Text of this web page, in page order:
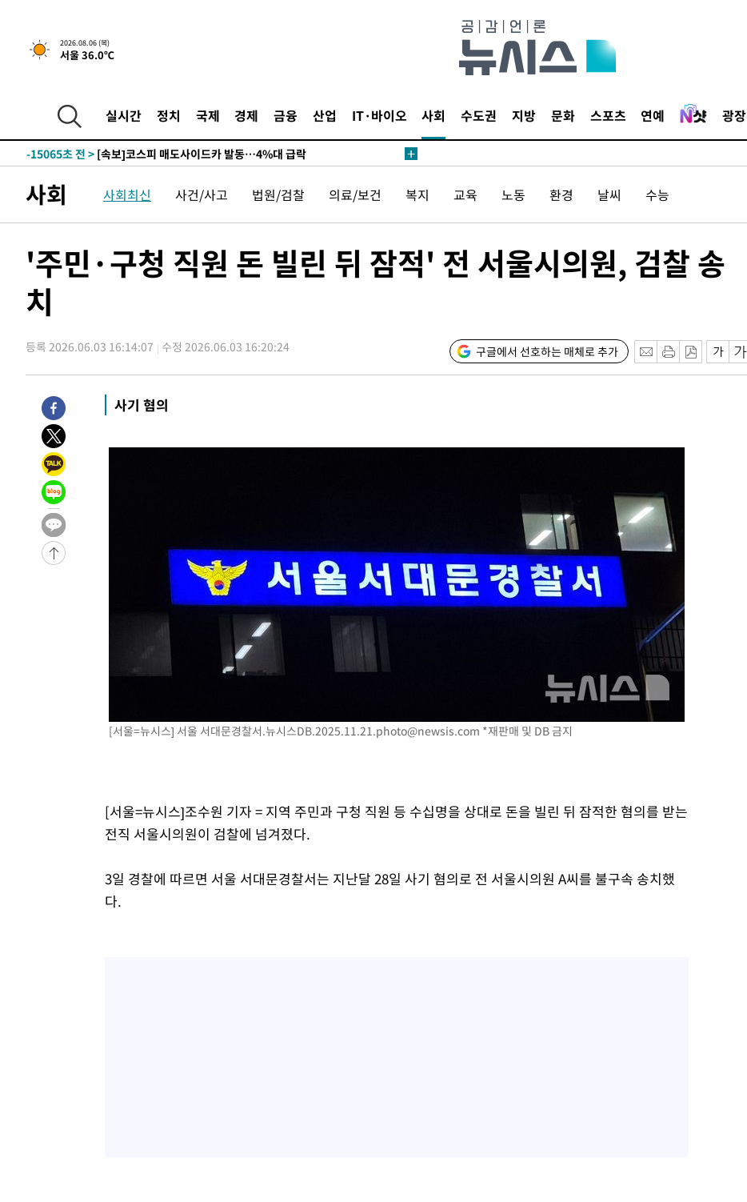
2026.08.06 (목)
서울 36.0℃
실시간 정치 국제 경제 금융 산업 IT·바이오 사회 수도권 지방 문화 스포츠 연예 광장
-20690초 전 >트럼프, 한국계 진보 주지사 후보 맹공…"공산주의가 최대 위협"
-20668초 전 >"美간섭에 합의 지연"…트럼프, '이란 호르무즈 통제권' 수용할까
-15885초 전 >
[속보]경찰, '홍명보 선임 논란' 대한축구협회·축구회관 등 압수수
-15272초 전 >
상
-15065초 전 > [속보]코스피 매도사이드카 발동…4%대 급락
-11898초 전 >
서울 열대야 15일째 지속…비공식 '초열대야' 30도 넘어
-10465초 전 >[속보]코스닥, 2.15포인트(0.27%) 내린 797.44 출발
-6895초 전 > 6월 경상수지 497.3억 달러…두 달 연속 사상 최대
-6846초 전 >
-4208초 전 >
0.49%↑
1시간 전 >[속보] 이란 대통령 "지금 최고지도자와 소통하기가 매우 어려워" 취임
3년 인터뷰
5시간 전 >[속보] "이란-오만, 호르무즈 해협 통행 항로 합의" 이란 외무부 대변인
-31427초 전 >
"여기 떨어졌다"…다누리, 스페이스X 로켓 달 충돌 흔적 포착
-28472초 전 >
-21073초 전 >
내일까지 39도 '펄펄'…기상청 "태풍 지나며 폭염 잠시 꺾인다"
-20710초 전 >
-20688초 전 >
-17208초 전 >
-15905초 전 >
-15292초 전 >
[속보]산업장관 "美무역법 제301조 과잉생산 결과 발표 8월 중 예
[속보]코스피 매도사이드카 발동…4%대 급락
[속보]전남광주 초대 시민추천 부시장에 백승주·윤난실
서울 열대야 15일째 지속…비공식 '초열대야' 30도 넘어
[속보]코스닥, 2.15포인트(0.27%) 내린 797.44 출발
[속보]코스피, 119.51포인트(1.81%) 내린 6478.75 개장
미 워싱턴주 스포캔 시의 통제불능 3개 산불, 방화선 일부 구축
[속보] "이란-오만, 호르무즈 해협 통행 항로 합의" 이란 외무부 대변인
사회 사회최신 사건/사고 법원/검찰 의료/보건 복지 교육 노동 환경 날씨 수능
'주민·구청 직원 돈 빌린 뒤 잠적' 전 서울시의원, 검찰 송
치
등록 2026.06.03 16:14:07 수정 2026.06.03 16:20:24 구글에서 선호하는 매체로 추가
사기 혐의
[서울=뉴시스] 서울 서대문경찰서.뉴시스DB.2025.11.21.photo@newsis.com *재판매 및 DB 금지
[서울=뉴시스]조수원 기자 = 지역 주민과 구청 직원 등 수십명을 상대로 돈을 빌린 뒤 잠적한 혐의를 받는
전직 서울시의원이 검찰에 넘겨졌다.
3일 경찰에 따르면 서울 서대문경찰서는 지난달 28일 사기 혐의로 전 서울시의원 A씨를 불구속 송치했
다.